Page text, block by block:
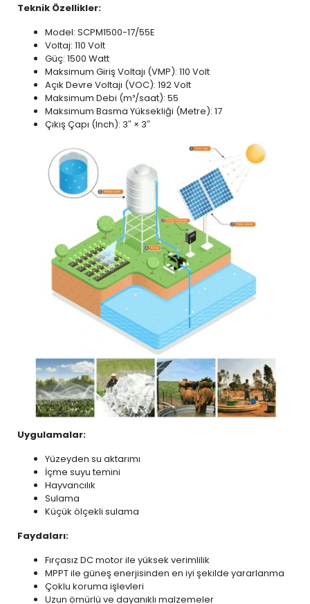
Teknik Özellikler:
Model: SCPM1500-17/55E
Voltaj: 110 Volt
Güç: 1500 Watt
Maksimum Giriş Voltajı (VMP): 110 Volt
Açık Devre Voltajı (VOC): 192 Volt
Maksimum Debi (m³/saat): 55
Maksimum Basma Yüksekliği (Metre): 17
Çıkış Çapı (Inch): 3″ × 3″
Uygulamalar:
Yüzeyden su aktarımı
İçme suyu temini
Hayvancılık
Sulama
Küçük ölçekli sulama
Faydaları:
Fırçasız DC motor ile yüksek verimlilik
MPPT ile güneş enerjisinden en iyi şekilde yararlanma
Çoklu koruma işlevleri
Uzun ömürlü ve dayanıklı malzemeler